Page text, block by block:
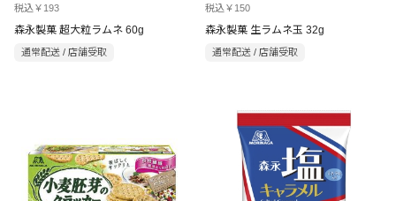
税込￥193
森永製菓 超大粒ラムネ 60g
通常配送 / 店舗受取
税込￥150
森永製菓 生ラムネ玉 32g
通常配送 / 店舗受取